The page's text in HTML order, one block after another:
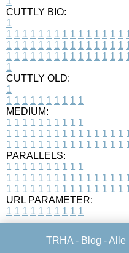
CUTTLY BIO:
1
1 1 1 1 1 1 1 1 1 1 1 1 1 1 1
1 1 1 1 1 1 1 1 1 1 1 1 1 1 1
1 1 1 1 1 1 1 1 1 1 1 1 1 1 1
1
CUTTLY OLD:
1
1 1 1 1 1 1 1 1 1 1
MEDIUM:
1 1 1 1 1 1 1 1 1 1
1 1 1 1 1 1 1 1 1 1 1 1 1 1 1
1 1 1 1 1 1 1 1 1 1 1 1 1 1 1
PARALLELS:
1 1 1 1 1 1 1 1 1 1
1 1 1 1 1 1 1 1 1 1 1 1 1 1 1
1 1 1 1 1 1 1 1 1 1 1 1 1 1 1
URL PARAMETER:
1 1 1 1 1 1 1 1 1 1
TRHA - Blog - Alle